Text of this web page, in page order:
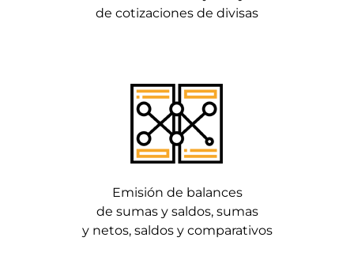
de cotizaciones de divisas
Emisión de balances
de sumas y saldos, sumas
y netos, saldos y comparativos